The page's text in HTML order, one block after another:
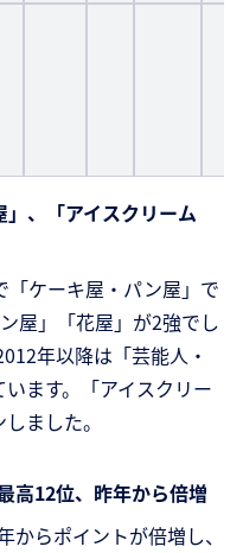
、「アイスクリーム
ケーキ屋・パン屋」で
屋」「花屋」が2強でし
年以降は「芸能人・
ます。「アイスクリー
ました。
高12位、昨年から倍増
らポイントが倍増し、